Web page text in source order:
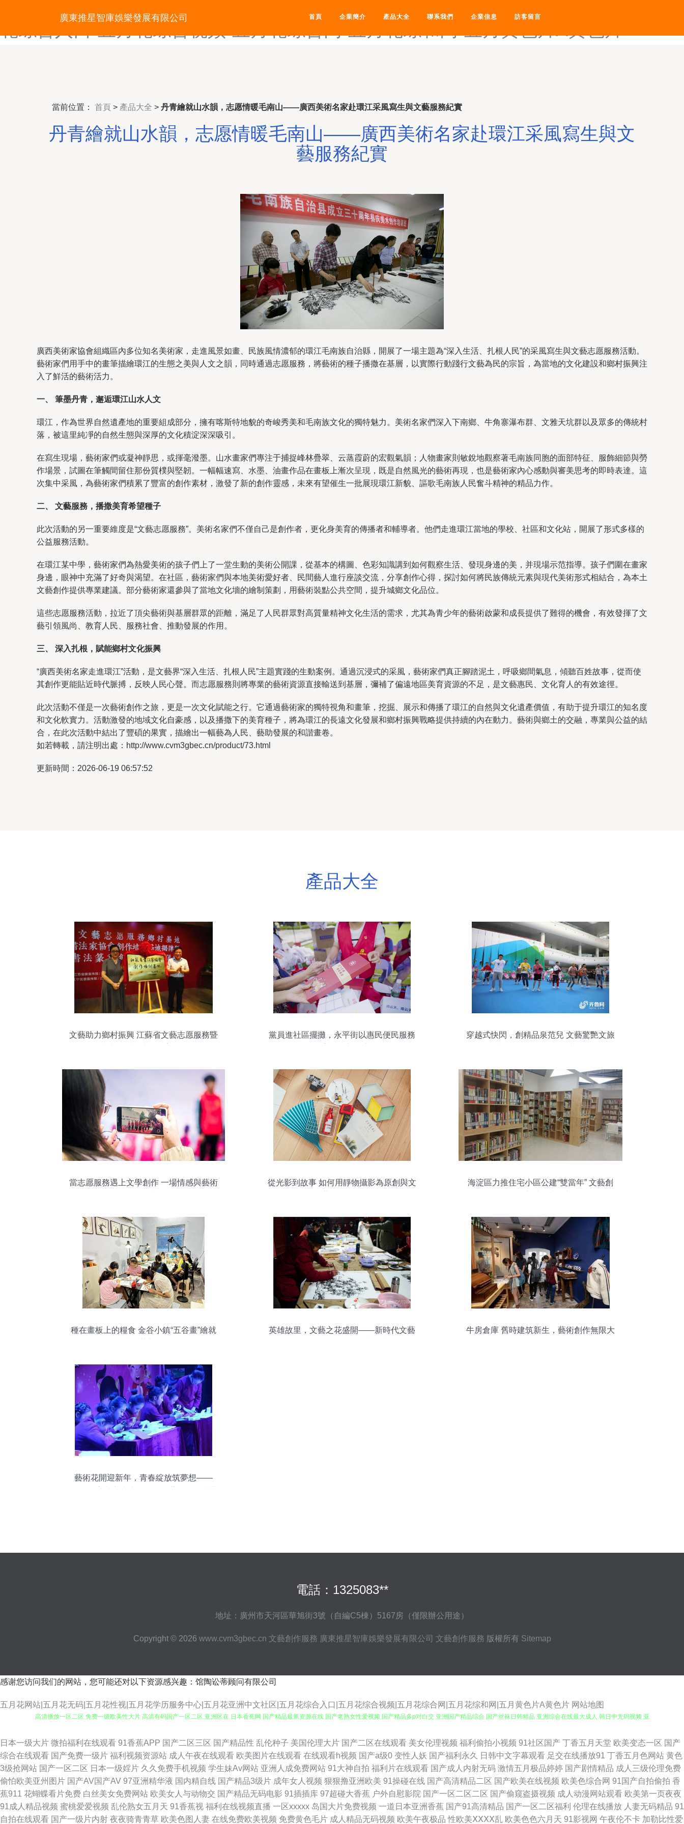
五月花网站-五月花无码-五月花性视-五月花学历服务中心-五月花亚洲中文社区-五月
廣東推星智庫娛樂發展有限公司 首頁 企業簡介 產品大全 聯系我們 企業信息 訪客留言
當前位置： 首頁 > 產品大全 > 丹青繪就山水韻，志愿情暖毛南山——廣西美術名家赴環江采風寫生與文藝服務紀實
丹青繪就山水韻，志愿情暖毛南山——廣西美術名家赴環江采風寫生與文
藝服務紀實
廣西美術家協會組織區內多位知名美術家，走進風景如畫、民族風情濃郁的環江毛南族自治縣，開展了一場主題為“深入生活、扎根人民”的采風寫生與文藝志愿服務活動。
藝術家們用手中的畫筆描繪環江的生態之美與人文之韻，同時通過志愿服務，將藝術的種子播撒在基層，以實際行動踐行文藝為民的宗旨，為當地的文化建設和鄉村振興注
入了鮮活的藝術活力。
一、 筆墨丹青，邂逅環江山水人文
環江，作為世界自然遺產地的重要組成部分，擁有喀斯特地貌的奇峻秀美和毛南族文化的獨特魅力。美術名家們深入下南鄉、牛角寨瀑布群、文雅天坑群以及眾多的傳統村
落，被這里純凈的自然生態與深厚的文化積淀深深吸引。
在寫生現場，藝術家們或凝神靜思，或揮毫潑墨。山水畫家們專注于捕捉峰林疊翠、云蒸霞蔚的宏觀氣韻；人物畫家則敏銳地觀察著毛南族同胞的面部特征、服飾細節與勞
作場景，試圖在筆觸間留住那份質樸與堅韌。一幅幅速寫、水墨、油畫作品在畫板上漸次呈現，既是自然風光的藝術再現，也是藝術家內心感動與審美思考的即時表達。這
次集中采風，為藝術家們積累了豐富的創作素材，激發了新的創作靈感，未來有望催生一批展現環江新貌、謳歌毛南族人民奮斗精神的精品力作。
二、 文藝服務，播撒美育希望種子
此次活動的另一重要維度是“文藝志愿服務”。美術名家們不僅自己是創作者，更化身美育的傳播者和輔導者。他們走進環江當地的學校、社區和文化站，開展了形式多樣的
公益服務活動。
在環江某中學，藝術家們為熱愛美術的孩子們上了一堂生動的美術公開課，從基本的構圖、色彩知識講到如何觀察生活、發現身邊的美，并現場示范指導。孩子們圍在畫家
身邊，眼神中充滿了好奇與渴望。在社區，藝術家們與本地美術愛好者、民間藝人進行座談交流，分享創作心得，探討如何將民族傳統元素與現代美術形式相結合，為本土
文藝創作提供專業建議。部分藝術家還參與了當地文化墻的繪制策劃，用藝術裝點公共空間，提升城鄉文化品位。
這些志愿服務活動，拉近了頂尖藝術與基層群眾的距離，滿足了人民群眾對高質量精神文化生活的需求，尤其為青少年的藝術啟蒙和成長提供了難得的機會，有效發揮了文
藝引領風尚、教育人民、服務社會、推動發展的作用。
三、 深入扎根，賦能鄉村文化振興
“廣西美術名家走進環江”活動，是文藝界“深入生活、扎根人民”主題實踐的生動案例。通過沉浸式的采風，藝術家們真正腳踏泥土，呼吸鄉間氣息，傾聽百姓故事，從而使
其創作更能貼近時代脈搏，反映人民心聲。而志愿服務則將專業的藝術資源直接輸送到基層，彌補了偏遠地區美育資源的不足，是文藝惠民、文化育人的有效途徑。
此次活動不僅是一次藝術創作之旅，更是一次文化賦能之行。它通過藝術家的獨特視角和畫筆，挖掘、展示和傳播了環江的自然與文化遺產價值，有助于提升環江的知名度
和文化軟實力。活動激發的地域文化自豪感，以及播撒下的美育種子，將為環江的長遠文化發展和鄉村振興戰略提供持續的內在動力。藝術與鄉土的交融，專業與公益的結
合，在此次活動中結出了豐碩的果實，描繪出一幅藝為人民、藝助發展的和諧畫卷。
如若轉載，請注明出處：http://www.cvm3gbec.cn/product/73.html
更新時間：2026-06-19 06:57:52
產品大全
文藝助力鄉村振興 江蘇省文藝志愿服務暨
黨員進社區擺攤，永平街以惠民便民服務
穿越式快閃，創精品泉范兒 文藝驚艷文旅
當志愿服務遇上文學創作 一場情感與藝術
從光影到故事 如何用靜物攝影為原創與文
海淀區力推住宅小區公建“雙當年” 文藝創
種在畫板上的糧食 金谷小鎮“五谷畫”繪就
英雄故里，文藝之花盛開——新時代文藝
牛房倉庫 舊時建筑新生，藝術創作無限大
藝術花開迎新年，青春綻放筑夢想——
電話：1325083**
地址：廣州市天河區華旭街3號（自編C5棟）5167房（僅限辦公用途）
Copyright © 2026 www.cvm3gbec.cn 文藝創作服務 廣東推星智庫娛樂發展有限公司 文藝創作服務 版權所有 Sitemap
感谢您访问我们的网站，您可能还对以下资源感兴趣：馆陶讼蒂顾问有限公司
五月花网站|五月花无码|五月花性视|五月花学历服务中心|五月花亚洲中文社区|五月花综合入口|五月花综合视频|五月花综合网|五月花综和网|五月黄色片A黄色片 网站地图
高清播放一区二区 免费一级欧美性大片 高清有码国产一区二区 亚洲区在 日本香蕉网 国产精品最新资源在线 国产老熟女性爱视频 国产精品多p对白交 亚洲国产精品综合 国产丝袜日韩精品 亚洲综合在线最大成人 韩日中无码视频 亚
日韩免 重庆人人网 九十九电影网 亚洲视频精品在 黑人干日本少妇 亚洲元码影记 国产一区在线观看 外国恐怖 短剧 日韩av线路 97碰人人摸 欧美吃骚逼午夜福利 制服丝袜美腿在线电影 九九大香蕉 豆花tv 日韩色情电影院 超碰97人
人射妻 欧美视频一区二区在线视频 91情侣高清精品国产 午夜羞羞视频在线 国产精品日韩欧美一 天天看片手机在线电影 多p混交 日本视频a av性爱在线观看 欧美日韩卡1 综合色图第一页x 狼色在线精品影视 亚洲制服欧美另类 国自
产拍视频 午夜视频成人 国产高清在线观看免 日韩性爱网址 日韩A∨福利院 qq校内网 欧美影院一区二区三区 91秒拍网 免费无码一区二区三区A片视频 中文字幕二 百万网址 欧美无人区码suv 91大神高清无码 蜜臀tv高清 在线观看成
日本一级大片 微拍福利在线观看 91香蕉APP 国产二区三区 国产精品性 乱伦种子 美国伦理大片 国产二区在线观看 美女伦理视频 福利偷拍小视频 91社区国产 丁香五月天堂 欧美变态一区 国产
综合在线观看 国产免费一级片 福利视频资源站 成人午夜在线观看 欧美图片在线观看 在线观看h视频 国产a级0 变性人妖 国产福利永久 日韩中文字幕观看 足交在线播放91 丁香五月色网站 黄色
3级抢网站 国产一区二区 日本一级婬片 久久免费手机视频 学生妹Av网站 亚洲人成免费网站 91大神自拍 福利片在线观看 国产成人内射无码 激情五月极品婷婷 国产剧情精品 成人三级伦理免费
偷怕欧美亚州图片 国产AV国产AV 97亚洲精华液 国内精自线 国产精品3级片 成年女人视频 狠狠撸亚洲欧美 91操碰在线 国产高清精品二区 国产欧美在线视频 欧美色综合网 91国产自拍偷拍 香
蕉911 花蝴蝶看片免费 白丝美女免费网站 欧美女人与动物交 国产精品无码电影 91插插库 97超碰大香蕉 户外自慰影院 国产一区二区二区 国产偷窥盗摄视频 成人动漫网站观看 欧美第一页夜夜
91成人精品视频 蜜桃爱爱视频 乱伦熟女五月天 91香蕉视 福利在线视频直播 一区xxxxx 岛国大片免费视频 一道日本亚洲香蕉 国产91高清精品 国产一区二区福利 伦理在线播放 人妻无码精品 91
自拍在线观看 国产一级片内射 夜夜骑青青草 欧美色图人妻 在线免费欧美视频 免费黄色毛片 成人精品无码视频 欧美午夜极品 性欧美ⅩⅩⅩⅩ乱 欧美色色六月天 91影视网 午夜伦不卡 加勒比性爱